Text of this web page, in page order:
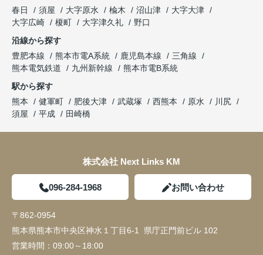
春日
須屋 大字原水 楡木 沼山津
大字大津
大字広崎
榎町 大字津久礼
野口
沿線から探す
豊肥本線
熊本市電A系統 鹿児島本線
三角線
熊本電気鉄道
九州新幹線
熊本市電B系統
駅から探す
熊本
健軍町 肥後大津 武蔵塚 西熊本 原水
川尻
須屋
平成 田崎橋
株式会社 Next Links KM
096-284-1968 お問い合わせ
〒862-0954
熊本県熊本市中央区神水１丁目6-1 県庁正門前ビル 102
営業時間： 09:00～18:00